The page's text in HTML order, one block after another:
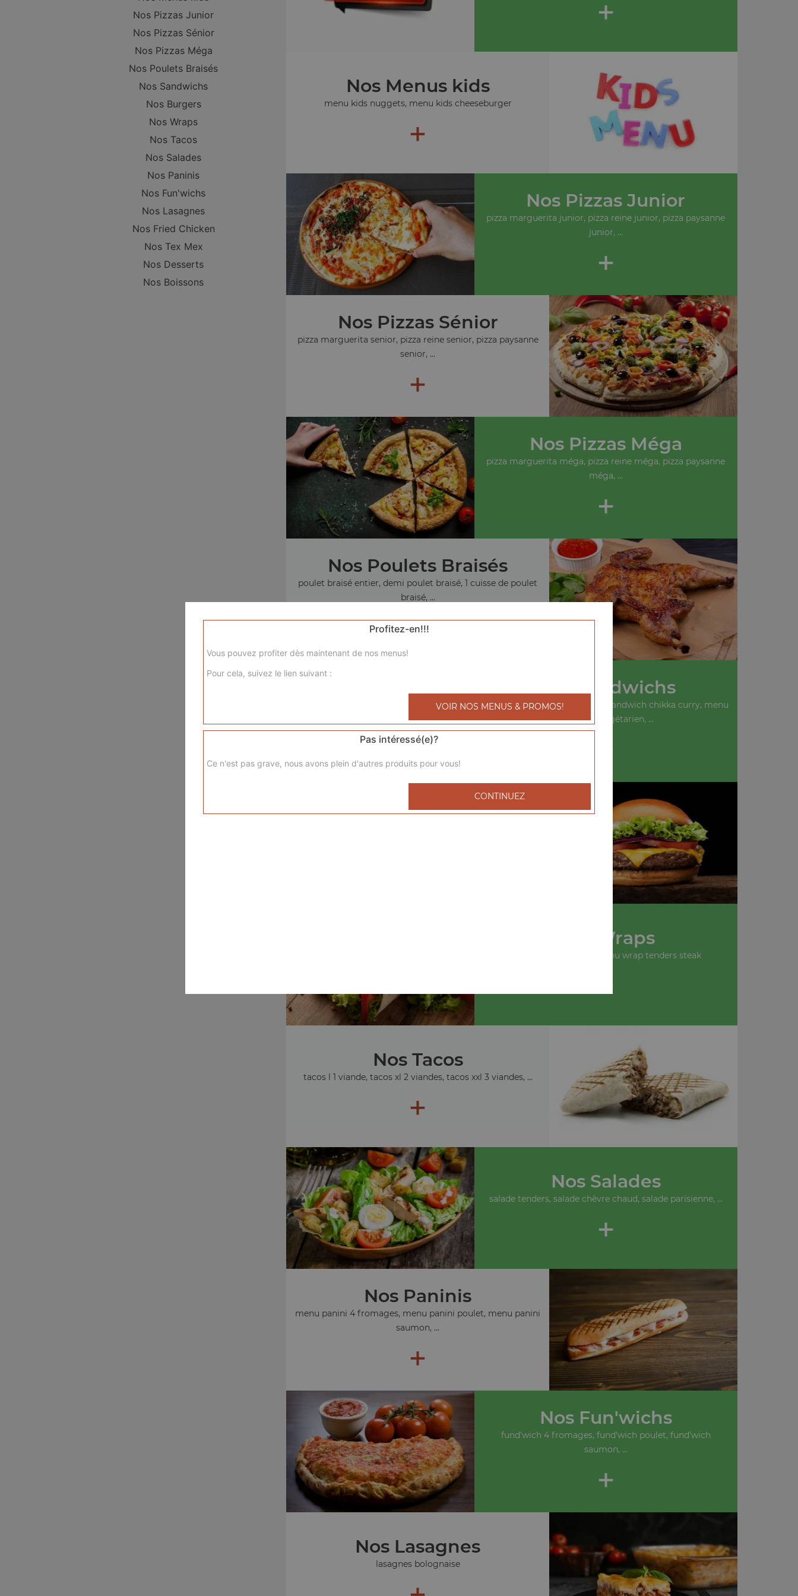
Nos Pizzas Junior
Nos Pizzas Sénior
Nos Pizzas Méga
Nos Poulets Braisés
Nos Sandwichs
Nos Burgers
Nos Wraps
Nos Tacos
Nos Salades
Nos Paninis
Nos Fun'wichs
Nos Lasagnes
Nos Fried Chicken
Nos Tex Mex
Nos Desserts
Nos Boissons
+
Nos Menus kids
menu kids nuggets, menu kids cheeseburger
+
Nos Pizzas Junior
pizza marguerita junior, pizza reine junior, pizza paysanne
junior, ...
+
Nos Pizzas Sénior
pizza marguerita senior, pizza reine senior, pizza paysanne
senior, ...
+
Nos Pizzas Méga
pizza marguerita méga, pizza reine méga, pizza paysanne
méga, ...
+
Nos Poulets Braisés
poulet braisé entier, demi poulet braisé, 1 cuisse de poulet
braisé, ...
+
Nos Sandwichs
menu sandwich kebab, menu sandwich chikka curry, menu
sandwich végétarien, ...
Nos Burgers
Nos Wraps
menu wrap tenders, menu wrap tenders steak
Nos Tacos
tacos l 1 viande, tacos xl 2 viandes, tacos xxl 3 viandes, ...
+
Nos Salades
salade tenders, salade chèvre chaud, salade parisienne, ...
+
Nos Paninis
menu panini 4 fromages, menu panini poulet, menu panini
saumon, ...
+
Nos Fun'wichs
fund'wich 4 fromages, fund'wich poulet, fund'wich
saumon, ...
+
Nos Lasagnes
lasagnes bolognaise
Profitez-en!!!
Vous pouvez profiter dès maintenant de nos menus!
Pour cela, suivez le lien suivant :
VOIR NOS MENUS & PROMOS!
Pas intéressé(e)?
Ce n'est pas grave, nous avons plein d'autres produits pour vous!
CONTINUEZ